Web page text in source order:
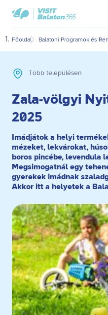
Ugrás
fő
Ugrás
oldal
VisitBalaton365
kezdőlap
Főoldal
Több településen
Zala-völgyi
2025
Imádjátok a helyi
mézeket, lekvárokat,
boros pincébe, levendula
Megsimogatnál egy
gyerekek imádnak
Akkor itt a helyetek a